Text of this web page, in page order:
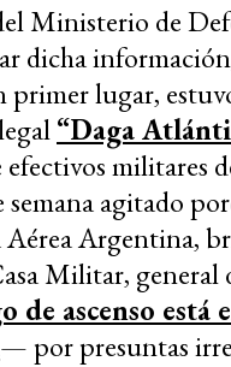
Ministerio de
dicha
primer lugar,
“Daga
militares
agitado
Aérea Argentina,
Militar, general
de ascenso está
— por presuntas